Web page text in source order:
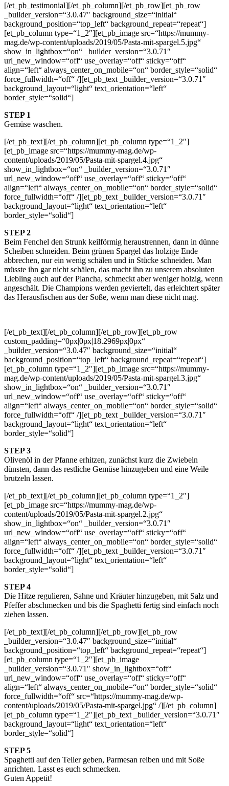
[/et_pb_testimonial][/et_pb_column][/et_pb_row][et_pb_row
_builder_version=“3.0.47″ background_size=“initial“
background_position=“top_left“ background_repeat=“repeat“]
[et_pb_column type=“1_2″][et_pb_image src=“https://mummy-
mag.de/wp-content/uploads/2019/05/Pasta-mit-spargel.5.jpg“
show_in_lightbox=“on“ _builder_version=“3.0.71″
url_new_window=“off“ use_overlay=“off“ sticky=“off“
align=“left“ always_center_on_mobile=“on“ border_style=“solid“
force_fullwidth=“off“ /][et_pb_text _builder_version=“3.0.71″
background_layout=“light“ text_orientation=“left“
border_style=“solid“]
STEP 1
Gemüse waschen.
[/et_pb_text][/et_pb_column][et_pb_column type=“1_2″]
[et_pb_image src=“https://mummy-mag.de/wp-
content/uploads/2019/05/Pasta-mit-spargel.4.jpg“
show_in_lightbox=“on“ _builder_version=“3.0.71″
url_new_window=“off“ use_overlay=“off“ sticky=“off“
align=“left“ always_center_on_mobile=“on“ border_style=“solid“
force_fullwidth=“off“ /][et_pb_text _builder_version=“3.0.71″
background_layout=“light“ text_orientation=“left“
border_style=“solid“]
STEP 2
Beim Fenchel den Strunk keilförmig heraustrennen, dann in dünne
Scheiben schneiden. Beim grünen Spargel das holzige Ende
abbrechen, nur ein wenig schälen und in Stücke schneiden. Man
müsste ihn gar nicht schälen, das macht ihn zu unserem absoluten
Liebling auch auf der Plancha, schmeckt aber weniger holzig, wenn
angeschält. Die Champions werden geviertelt, das erleichtert später
das Herausfischen aus der Soße, wenn man diese nicht mag.
[/et_pb_text][/et_pb_column][/et_pb_row][et_pb_row
custom_padding=“0px|0px|18.2969px|0px“
_builder_version=“3.0.47″ background_size=“initial“
background_position=“top_left“ background_repeat=“repeat“]
[et_pb_column type=“1_2″][et_pb_image src=“https://mummy-
mag.de/wp-content/uploads/2019/05/Pasta-mit-spargel.3.jpg“
show_in_lightbox=“on“ _builder_version=“3.0.71″
url_new_window=“off“ use_overlay=“off“ sticky=“off“
align=“left“ always_center_on_mobile=“on“ border_style=“solid“
force_fullwidth=“off“ /][et_pb_text _builder_version=“3.0.71″
background_layout=“light“ text_orientation=“left“
border_style=“solid“]
STEP 3
Olivenöl in der Pfanne erhitzen, zunächst kurz die Zwiebeln
dünsten, dann das restliche Gemüse hinzugeben und eine Weile
brutzeln lassen.
[/et_pb_text][/et_pb_column][et_pb_column type=“1_2″]
[et_pb_image src=“https://mummy-mag.de/wp-
content/uploads/2019/05/Pasta-mit-spargel.2.jpg“
show_in_lightbox=“on“ _builder_version=“3.0.71″
url_new_window=“off“ use_overlay=“off“ sticky=“off“
align=“left“ always_center_on_mobile=“on“ border_style=“solid“
force_fullwidth=“off“ /][et_pb_text _builder_version=“3.0.71″
background_layout=“light“ text_orientation=“left“
border_style=“solid“]
STEP 4
Die Hitze regulieren, Sahne und Kräuter hinzugeben, mit Salz und
Pfeffer abschmecken und bis die Spaghetti fertig sind einfach noch
ziehen lassen.
[/et_pb_text][/et_pb_column][/et_pb_row][et_pb_row
_builder_version=“3.0.47″ background_size=“initial“
background_position=“top_left“ background_repeat=“repeat“]
[et_pb_column type=“1_2″][et_pb_image
_builder_version=“3.0.71″ show_in_lightbox=“off“
url_new_window=“off“ use_overlay=“off“ sticky=“off“
align=“left“ always_center_on_mobile=“on“ border_style=“solid“
force_fullwidth=“off“ src=“https://mummy-mag.de/wp-
content/uploads/2019/05/Pasta-mit-spargel.jpg“ /][/et_pb_column]
[et_pb_column type=“1_2″][et_pb_text _builder_version=“3.0.71″
background_layout=“light“ text_orientation=“left“
border_style=“solid“]
STEP 5
Spaghetti auf den Teller geben, Parmesan reiben und mit Soße
anrichten. Lasst es euch schmecken.
Guten Appetit!